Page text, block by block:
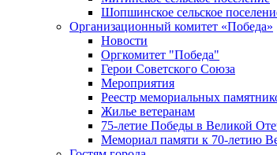
Шопшинское сельское
Организационный комитет «Победа»
Новости
Оргкомитет "Победа"
Герои Советского Союза
Мероприятия
Реестр мемориальных
Жилье ветеранам
75-летие Победы в Великой
Мемориал памяти к 70-летию